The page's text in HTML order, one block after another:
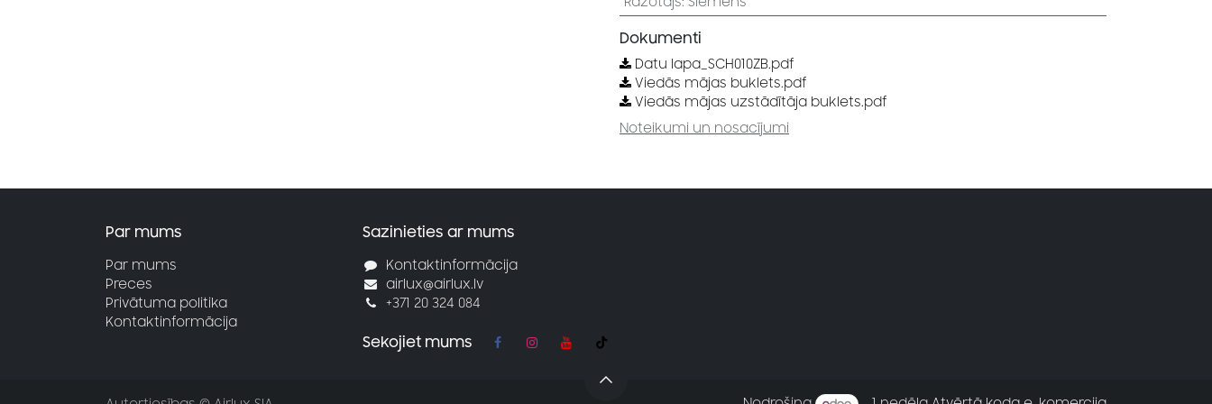
Dokumenti
Datu lapa_SCH010ZB.pdf
Viedās mājas buklets.pdf
Viedās mājas uzstādītāja buklets.pdf
Noteikumi un nosacījumi
Par mums
Par mums
Preces
Privātuma politika
Kontaktinformācija
Sazinieties ar mums
Kontaktinformācija
airlux@airlux.lv
+371 20 324 084
Sekojiet mums